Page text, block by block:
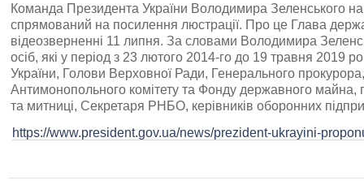
Команда Президента України Володимира Зеленського
спрямований на посилення люстрації. Про це Глава
відеозверненні 11 липня. За словами Володимира
осіб, які у період з 23 лютого 2014-го до 19 травня 2019
України, Голови Верховної Ради, Генерального
Антимонопольного комітету та Фонду державного майна,
та митниці, Секретаря РНБО, керівників оборонних
https://www.president.gov.ua/news/prezident-ukrayini-